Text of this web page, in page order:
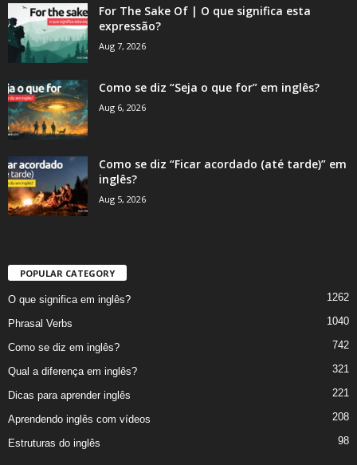
For The Sake Of | O que significa esta
expressão?
Aug 7, 2026
Como se diz “Seja o que for” em inglês?
Aug 6, 2026
Como se diz “Ficar acordado (até tarde)” em
inglês?
Aug 5, 2026
POPULAR CATEGORY
O que significa em inglês? 1262
Phrasal Verbs 1040
Como se diz em inglês? 742
Qual a diferença em inglês? 321
Dicas para aprender inglês 221
Aprendendo inglês com vídeos 208
Estruturas do inglês 98